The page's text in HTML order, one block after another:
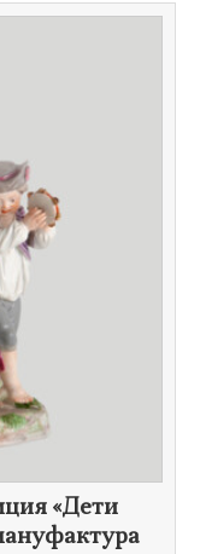
«Дети